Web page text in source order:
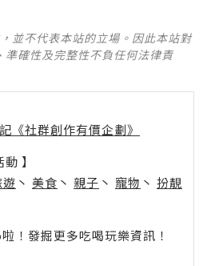
並不代表本站的立場。因此本站對
準確性及完整性不負任何法律責
《社群創作有價企劃》
】
丶 美食 丶 親子 丶 寵物 丶 扮靚
！發掘更多吃喝玩樂資訊！